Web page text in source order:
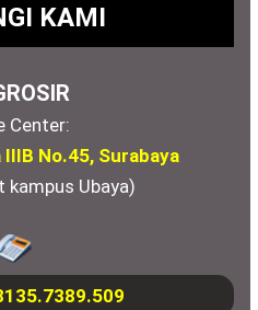
KAMI
Center:
No.45, Surabaya
kampus Ubaya)